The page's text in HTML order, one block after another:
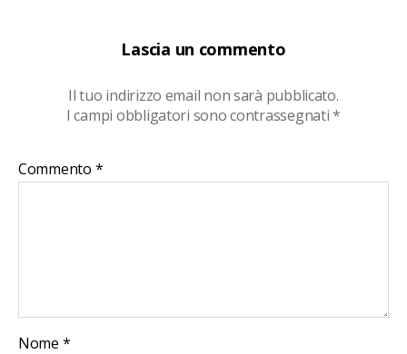
Lascia un commento
Il tuo indirizzo email non sarà pubblicato.
I campi obbligatori sono contrassegnati*
Commento *
Nome *